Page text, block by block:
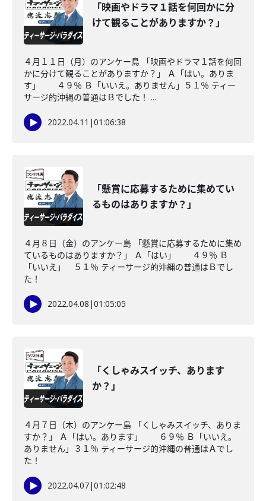
「映画やドラマ１話を何回かに分
けて観ることがありますか？」
４月１１日（月）のアンケー島 「映画やドラマ１話を何回
かに分けて観ることがありますか？」 Ａ「はい。ありま
す」 ４９％ Ｂ「いいえ。ありません」５１％ ティー
サージ的沖縄の普通はＢでした！ ...
2022.04.11 |01:06:38
「懸賞に応募するために集めてい
るものはありますか？」
４月８日（金）のアンケー島 「懸賞に応募するために集め
ているものはありますか？」 Ａ「はい」 ４９％ Ｂ
「いいえ」 ５１％ ティーサージ的沖縄の普通はＢでし
た！
2022.04.08 |01:05:05
「くしゃみスイッチ、あります
か？」
４月７日（木）のアンケー島 「くしゃみスイッチ、ありま
すか？」 Ａ「はい。あります」 ６９％ Ｂ「いいえ。
ありません」３１％ ティーサージ的沖縄の普通はＡでし
た！
2022.04.07|01:02:48